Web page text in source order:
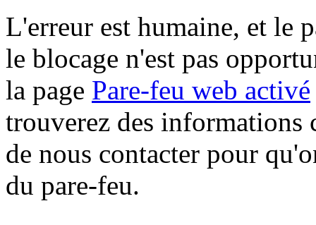
L'erreur est humaine, et le
le blocage n'est pas
la page Pare-feu web activé
trouverez des informations
de nous contacter pour
du pare-feu.